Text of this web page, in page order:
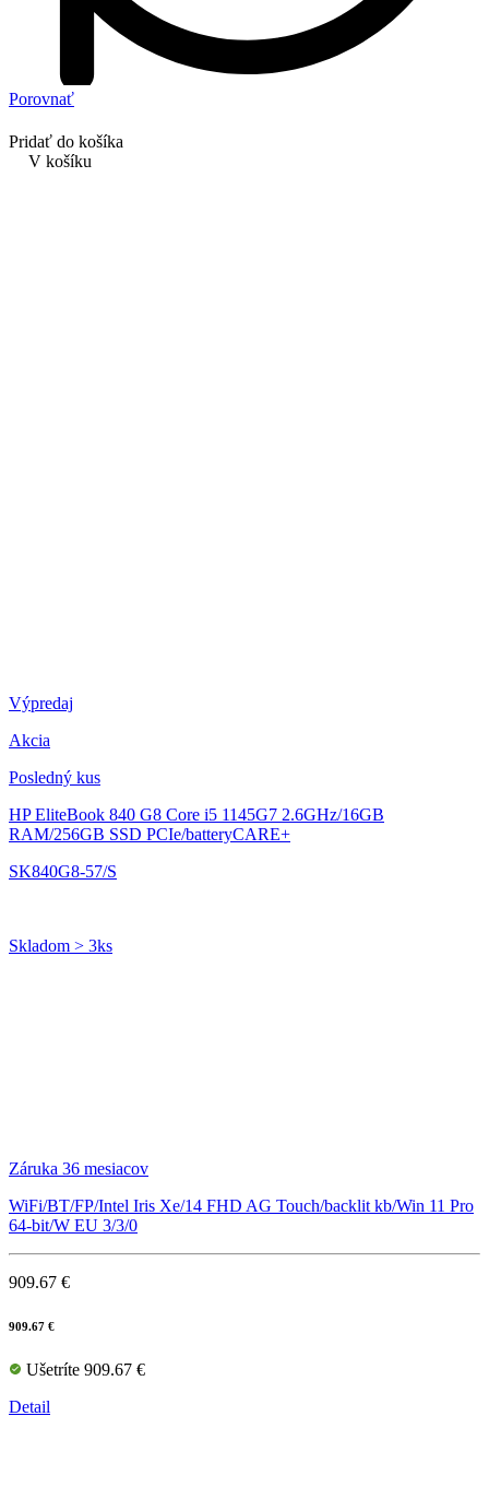
Porovnať
Pridať do košíka
V košíku
Výpredaj
Akcia
Posledný kus
HP EliteBook 840 G8 Core i5 1145G7 2.6GHz/16GB
RAM/256GB SSD PCIe/batteryCARE+
SK840G8-57/S
Skladom > 3ks
Záruka 36 mesiacov
WiFi/BT/FP/Intel Iris Xe/14 FHD AG Touch/backlit kb/Win 11 Pro
64-bit/W EU 3/3/0
909.67 €
909.67 €
Ušetríte 909.67 €
Detail